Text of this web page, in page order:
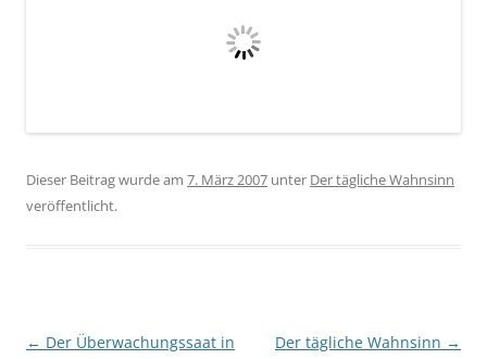
Dieser Beitrag wurde am 7. März 2007 unter Der tägliche Wahnsinn
veröffentlicht.
Beitragsnavigation
← Der Überwachungssaat in
Der tägliche Wahnsinn →